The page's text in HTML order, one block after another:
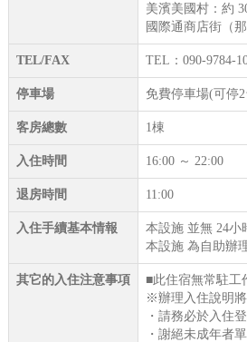
美濱美國村：約
國際通商店街（
TEL/FAX TEL：090-9784-
停車場 免費停車場(可停
客房總數 1棟
入住時間 16:00 ～ 22:00
退房時間 11:00
入住手續基本情報
本設施 並無 24小
本設施 為自助辦
其它的入住注意事項
■此住宿無常駐工
※辦理入住說明
・請務必於入住
・謝絕未成年者